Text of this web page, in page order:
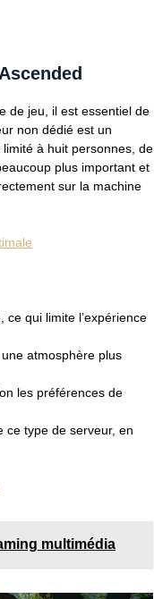
de jeu, il est essentiel de
non dédié est un
à huit personnes, de
plus important et
sur la machine
qui limite l’expérience
atmosphère plus
les préférences de
ce type de serveur, en
multimédia